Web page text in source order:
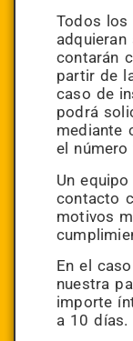
Todos los
contarán
partir de
caso de
podrá
mediante
el
Un
contacto
motivos
En el
nuestra
importe
a 10 días.